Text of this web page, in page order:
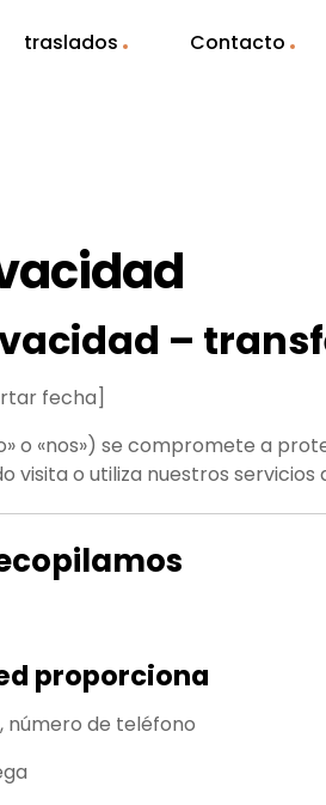
traslados Contacto
–
fecha]
o «nos») se compromete a
visita o utiliza nuestros servicios
proporciona
número de teléfono